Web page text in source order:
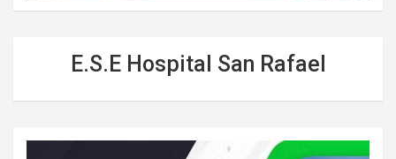
E.S.E Hospital San Rafael